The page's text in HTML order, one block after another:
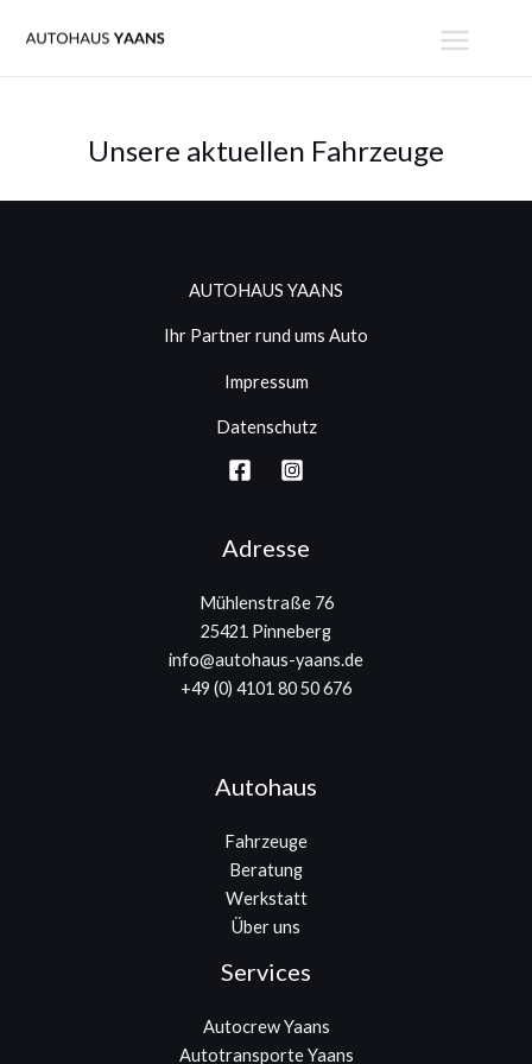
Inhalt
Unsere aktuellen Fahrzeuge
AUTOHAUS YAANS
Ihr Partner rund ums Auto
Impressum
Datenschutz
Adresse
Mühlenstraße 76
25421 Pinneberg
info@autohaus-yaans.de
+49 (0) 4101 80 50 676
Autohaus
Fahrzeuge
Beratung
Werkstatt
Über uns
Services
Autocrew Yaans
Autotransporte Yaans